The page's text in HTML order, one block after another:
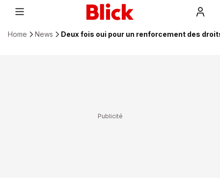
Home News Deux fois oui pour un renforcement des